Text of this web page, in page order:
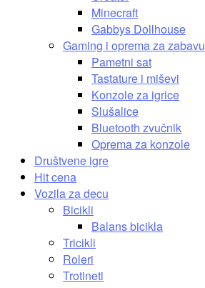
Minecraft
Gabbys Dollhouse
Gaming i oprema za zabavu
Pametni sat
Tastature i miševi
Konzole za igrice
Slušalice
Bluetooth zvučnik
Oprema za konzole
Društvene igre
Hit cena
Vozila za decu
Bicikli
Balans bicikla
Tricikli
Roleri
Trotineti